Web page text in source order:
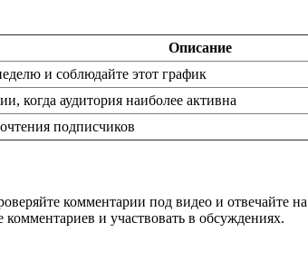
Описание
и соблюдайте этот график
когда аудитория наиболее активна
подписчиков
комментарии под видео и отвечайте
и участвовать в обсуждениях.